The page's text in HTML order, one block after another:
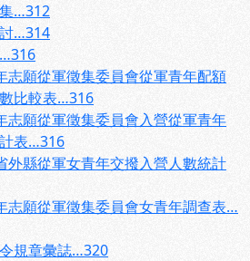
集…312
討…314
…316
志願從軍徵集委員會從軍青年配額
比較表…316
志願從軍徵集委員會入營從軍青年
表…316
外縣從軍女青年交撥入營人數統計
志願從軍徵集委員會女青年調查表…
規章彙誌…320